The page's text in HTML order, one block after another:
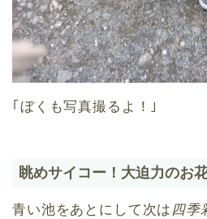
｢ぼくも写真撮るよ！｣
眺めサイコー！大迫力のお
青い池をあとにして次は 四季